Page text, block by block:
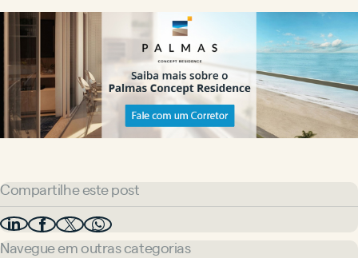
Compartilhe este post
Navegue em outras categorias